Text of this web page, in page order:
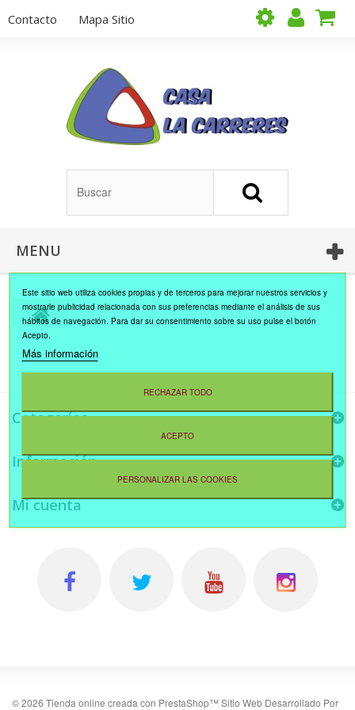
Contacto Mapa Sitio
MENU
Categorías
Información
Mi cuenta
Este sitio web utiliza cookies propias y de terceros para mejorar nuestros servicios y
mostrarle publicidad relacionada con sus preferencias mediante el análisis de sus
hábitos de navegación. Para dar su consentimiento sobre su uso pulse el botón
Acepto.
Más información
RECHAZAR TODO
ACEPTO
PERSONALIZAR LAS COOKIES
©2026 Tienda online creada con PrestaShop™ Sitio Web Desarrollado Por